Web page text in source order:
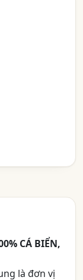
CÁ BIỂN,
là đơn vị